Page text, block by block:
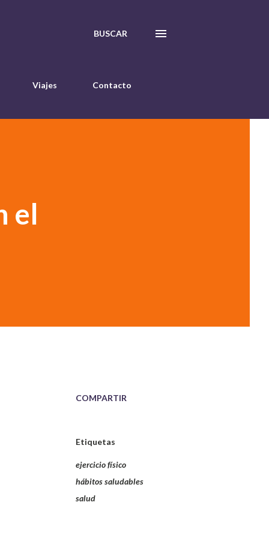
BUSCAR
Viajes Contacto
el
COMPARTIR
Etiquetas
ejercicio físico
hábitos saludables
salud